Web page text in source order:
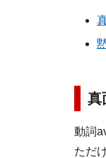
真
動詞
ただ